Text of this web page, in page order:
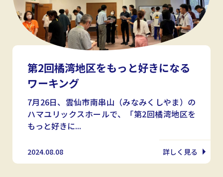
第2回橘湾地区をもっと好きになる
ワーキング
7月26日、雲仙市南串山（みなみくしやま）の
ハマユリックスホールで、「第2回橘湾地区を
もっと好きに...
2024.08.08 詳しく見る